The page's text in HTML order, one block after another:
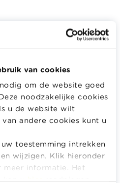
van cookies
om de website goed
noodzakelijke cookies
u de website wilt
andere cookies kunt u
toestemming intrekken
wijzigen. Klik hieronder
meer informatie. Het
berekend, de beurtrol
de twee weken na
kunnen worden. In die
en ook geen
geëist.